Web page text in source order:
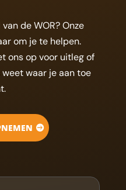
de WOR? Onze
om je te helpen.
ons op voor uitleg of
waar je aan toe